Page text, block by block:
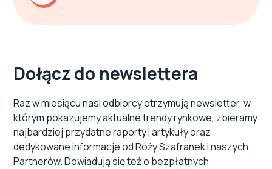
Dołącz do newslettera
Raz w miesiącu nasi odbiorcy otrzymują newsletter, w
którym pokazujemy aktualne trendy rynkowe, zbieramy
najbardziej przydatne raporty i artykuły oraz
dedykowane informacje od Róży Szafranek i naszych
Partnerów. Dowiadują się też o bezpłatnych